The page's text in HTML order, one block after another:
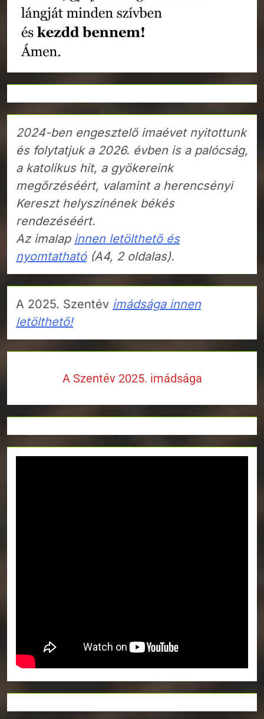
2024-ben engesztelő imaévet nyitottunk
és folytatjuk a 2026. évben is a palócság,
a katolikus hit, a gyökereink
megőrzéséért, valamint a herencsényi
Kereszt helyszínének békés
rendezéséért.
Az imalap innen letölthető és
nyomtatható(A4, 2 oldalas).
A 2025. Szentév imádsága innen
letölthető!
A Szentév 2025. imádsága